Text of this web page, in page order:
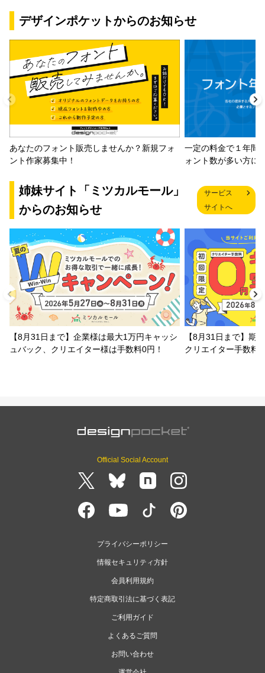
デザインポケットからのお知らせ
あなたのフォント販売しませんか？新規フォ
ント作家募集中！
一定の料金で１年間
ォント数が多い方に
姉妹サイト「ミツカルモール」
からのお知らせ
サービス
サイトへ
【8月31日まで】企業様は最大1万円キャッシ
ュバック、クリエイター様は手数料0円！
【8月31日まで】期
クリエイター手数料
Official Social Account
プライバシーポリシー
情報セキュリティ方針
会員利用規約
特定商取引法に基づく表記
ご利用ガイド
よくあるご質問
お問い合わせ